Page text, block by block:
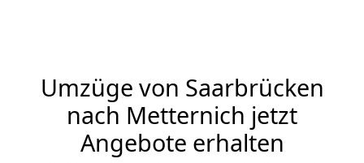
Umzüge von Saarbrücken
nach Metternich jetzt
Angebote erhalten